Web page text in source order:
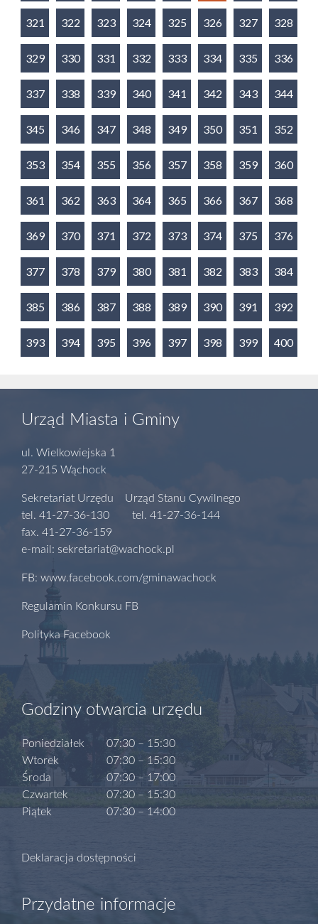
321 322 323 324 325 326 327 328
329 330 331 332 333 334 335 336
337 338 339 340 341 342 343 344
345 346 347 348 349 350 351 352
353 354 355 356 357 358 359 360
361 362 363 364 365 366 367 368
369 370 371 372 373 374 375 376
377 378 379 380 381 382 383 384
385 386 387 388 389 390 391 392
393 394 395 396 397 398 399 400
Urząd Miasta i Gminy
ul. Wielkowiejska 1
27-215 Wąchock
Sekretariat Urzędu Urząd Stanu Cywilnego
tel. 41-27-36-130 tel. 41-27-36-144
fax. 41-27-36-159
e-mail: sekretariat@wachock.pl
FB: www.facebook.com/gminawachock
Regulamin Konkursu FB
Polityka Facebook
Godziny otwarcia urzędu
Poniedziałek
Wtorek
Środa
Czwartek
Piątek
07:30 – 15:30
07:30 – 15:30
07:30 – 17:00
07:30 – 15:30
07:30 – 14:00
Deklaracja dostępności
Przydatne informacje